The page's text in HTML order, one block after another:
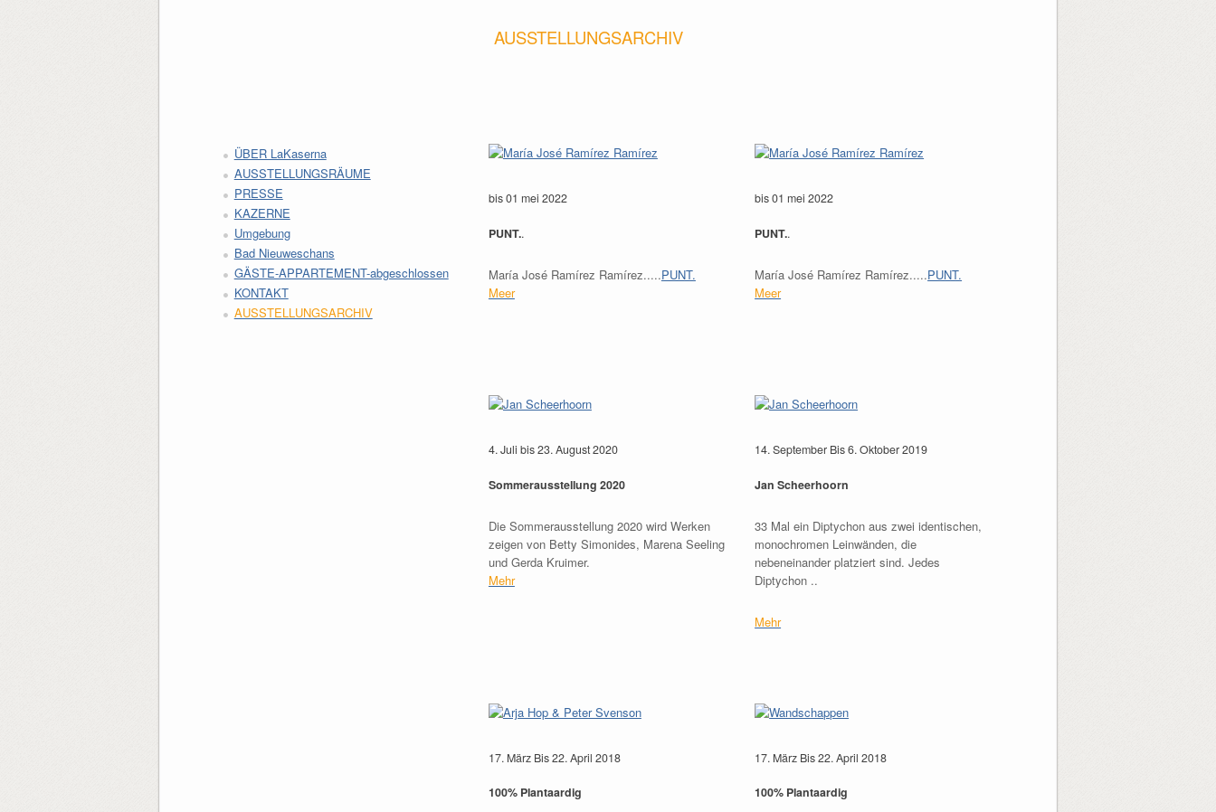
AUSSTELLUNGSARCHIV
ÜBER LaKaserna
AUSSTELLUNGSRÄUME
PRESSE
KAZERNE
Umgebung
Bad Nieuweschans
GÄSTE-APPARTEMENT-abgeschlossen
KONTAKT
AUSSTELLUNGSARCHIV
bis 01 mei 2022
PUNT..
María José Ramírez Ramírez.....PUNT.
Meer
bis 01 mei 2022
PUNT..
María José Ramírez Ramírez.....PUNT.
Meer
4. Juli bis 23. August 2020
Sommerausstellung 2020
Die Sommerausstellung 2020 wird Werken
zeigen von Betty Simonides, Marena Seeling
und Gerda Kruimer.
Mehr
14. September Bis 6. Oktober 2019
Jan Scheerhoorn
33 Mal ein Diptychon aus zwei identischen,
monochromen Leinwänden, die
nebeneinander platziert sind. Jedes
Diptychon ..
Mehr
17. März Bis 22. April 2018
100% Plantaardig
17. März Bis 22. April 2018
100% Plantaardig